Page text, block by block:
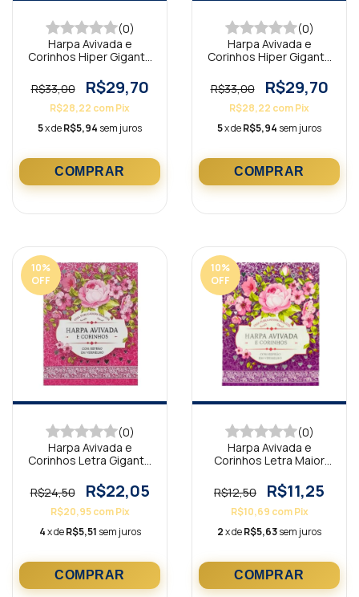
(0)
Harpa Avivada e
Corinhos Hiper Gigante
Branca
R$33,00 R$29,70
R$28,22 comPix
5x deR$5,94 sem juros
(0)
Harpa Avivada e
Corinhos Hiper Gigante
R$33,00
R$29,70
R$28,22 comPix
5x deR$5,94 sem juros
10%
OFF
(0)
Harpa Avivada e
Corinhos Letra Gigante
R$24,50
R$22,05
R$20,95com Pix
4x deR$5,51 sem juros
10%
OFF
(0)
Harpa Avivada e
Corinhos Letra Maior
R$12,50
R$11,25
R$10,69 com Pix
2x deR$5,63sem juros